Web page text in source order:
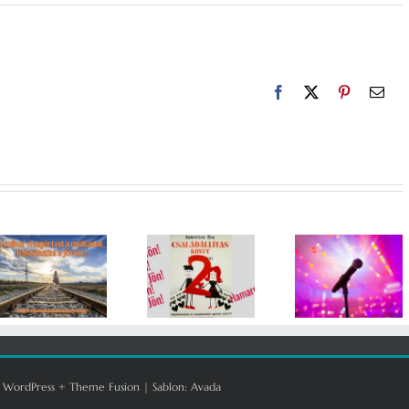
Facebook Pinterest
A
családállítás
igaz
Küldetésem
megosztása
– Segíts,
hogy
embereket!
A
több
egy
módszer
WordPress + Theme Fusion | Sablon: Avada